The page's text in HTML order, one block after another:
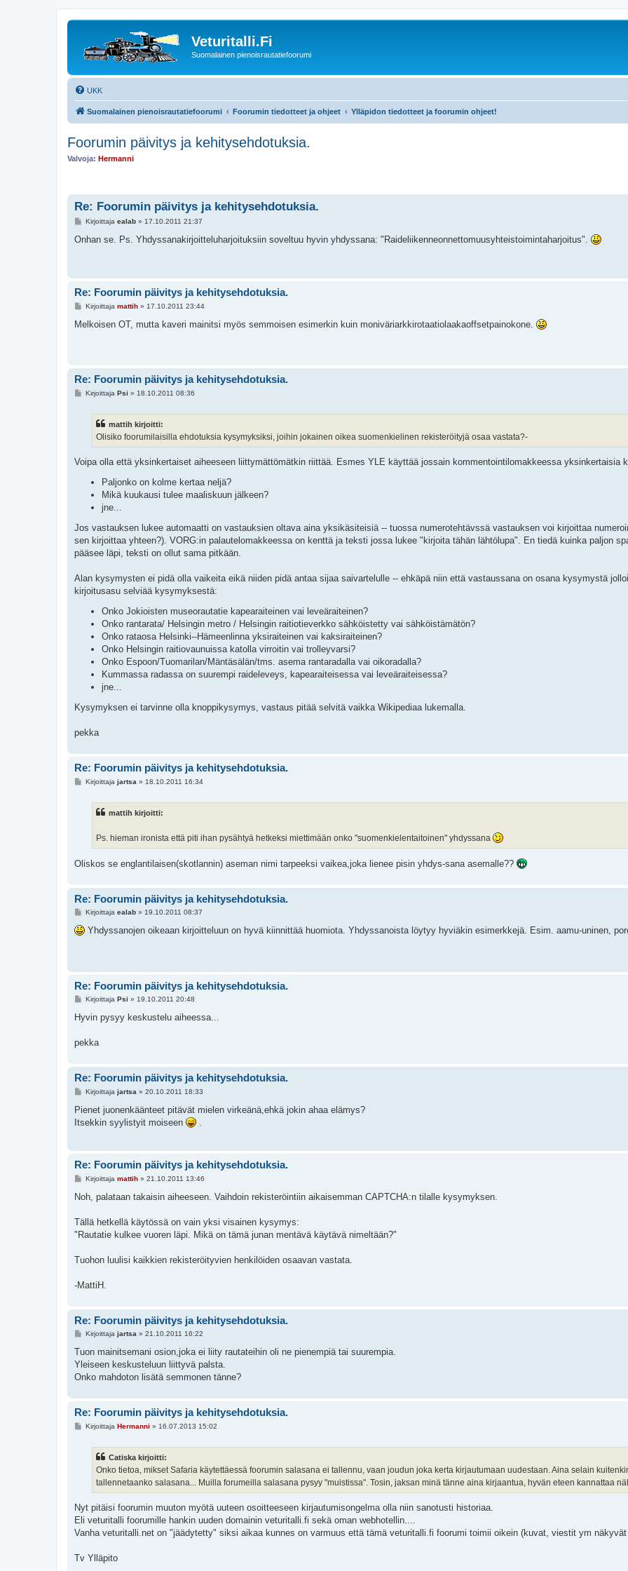
Veturitalli.Fi
Suomalainen pienoisrautatiefoorumi
UKK
Suomalainen pienoisrautatiefoorumi Foorumin tiedotteet ja ohjeet Ylläpidon tiedotteet ja foorumin ohjeet!
Foorumin päivitys ja kehitysehdotuksia.
Valvoja: Hermanni
Re: Foorumin päivitys ja kehitysehdotuksia.
V
e
Kirjoittaja ealab» 17.10.2011 21:37
Onhan se. Ps. Yhdyssanakirjoitteluharjoituksiin soveltuu hyvin yhdyssana: "Raideliikenneonnettomuusyhteistoimintaharjoitus".
Re: Foorumin päivitys ja kehitysehdotuksia.
V
e
Kirjoittaja mattih» 17.10.2011 23:44
Melkoisen OT, mutta kaveri mainitsi myös semmoisen esimerkin kuin moniväriarkkirotaatiolaakaoffsetpainokone.
Re: Foorumin päivitys ja kehitysehdotuksia.
VKirjoittaja Psi » 18.10.2011 08:36
mattih kirjoitti:
Olisiko foorumilaisilla ehdotuksia kysymyksiksi, joihin jokainen oikea suomenkielinen rekisteröityjä osaa vastata?-
Voipa olla että yksinkertaiset aiheeseen liittymättömätkin riittää. Esmes YLE käyttää jossain kommentointilomakkeessa yksinkertaisia
Paljonko on kolme kertaa neljä?
Mikä kuukausi tulee maaliskuun jälkeen?
jne...
Jos vastauksen lukee automaatti on vastauksien oltava aina yksikäsiteisiä -- tuossa numerotehtävssä vastauksen voi kirjoittaa
sen kirjoittaa yhteen?). VORG:in palautelomakkeessa on kenttä ja teksti jossa lukee "kirjoita tähän lähtölupa". En tiedä kuinka paljon
pääsee läpi, teksti on ollut sama pitkään.
Alan kysymysten ei pidä olla vaikeita eikä niiden pidä antaa sijaa saivartelulle -- ehkäpä niin että vastaussana on osana kysymystä
kirjoitusasu selviää kysymyksestä:
Onko Jokioisten museorautatie kapearaiteinen vai leveäraiteinen?
Onko rantarata/ Helsingin metro / Helsingin raitiotieverkko sähköistetty vai sähköistämätön?
Onko rataosa Helsinki--Hämeenlinna yksiraiteinen vai kaksiraiteinen?
Onko Helsingin raitiovaunuissa katolla virroitin vai trolleyvarsi?
Onko Espoon/Tuomarilan/Mäntäsälän/tms. asema rantaradalla vai oikoradalla?
Kummassa radassa on suurempi raideleveys, kapearaiteisessa vai leveäraiteisessa?
jne...
Kysymyksen ei tarvinne olla knoppikysymys, vastaus pitää selvitä vaikka Wikipediaa lukemalla.
pekka
Re: Foorumin päivitys ja kehitysehdotuksia.
VKirjoittaja jartsa » 18.10.2011 16:34
mattih kirjoitti:
Ps. hieman ironista että piti ihan pysähtyä hetkeksi miettimään onko "suomenkielentaitoinen" yhdyssana
Oliskos se englantilaisen(skotlannin) aseman nimi tarpeeksi vaikea,joka lienee pisin yhdys-sana asemalle??
Re: Foorumin päivitys ja kehitysehdotuksia.
V
e
s
Kirjoittaja ealab» 19.10.2011 08:37
Yhdyssanojen oikeaan kirjoitteluun on hyvä kiinnittää huomiota. Yhdyssanoista löytyy hyviäkin esimerkkejä. Esim. aamu-uninen,
Re: Foorumin päivitys ja kehitysehdotuksia.
V
e
s
i
Kirjoittaja Psi » 19.10.2011 20:48
Hyvin pysyy keskustelu aiheessa...
pekka
Re: Foorumin päivitys ja kehitysehdotuksia.
V
e
t
Kirjoittaja jartsa » 20.10.2011 18:33
Pienet juonenkäänteet pitävät mielen virkeänä,ehkä jokin ahaa elämys?
Itsekkin syylistyit moiseen
Re: Foorumin päivitys ja kehitysehdotuksia.
V
e
i
Kirjoittaja mattih» 21.10.2011 13:46
Noh, palataan takaisin aiheeseen. Vaihdoin rekisteröintiin aikaisemman CAPTCHA:n tilalle kysymyksen.
Tällä hetkellä käytössä on vain yksi visainen kysymys:
"Rautatie kulkee vuoren läpi. Mikä on tämä junan mentävä käytävä nimeltään?"
Tuohon luulisi kaikkien rekisteröityvien henkilöiden osaavan vastata.
-MattiH.
Re: Foorumin päivitys ja kehitysehdotuksia.
V
e
t
i
Kirjoittaja jartsa » 21.10.2011 16:22
Tuon mainitsemani osion,joka ei liity rautateihin oli ne pienempiä tai suurempia.
Yleiseen keskusteluun liittyvä palsta.
Onko mahdoton lisätä semmonen tänne?
Re: Foorumin päivitys ja kehitysehdotuksia.
VKirjoittaja Hermanni » 16.07.2013 15:02
Catiska kirjoitti:
Onko tietoa, mikset Safaria käytettäessä foorumin salasana ei tallennu, vaan joudun joka kerta kirjautumaan uudestaan. Aina selain
tallennetaanko salasana... Muilla forumeilla salasana pysyy "muistissa". Tosin, jaksan minä tänne aina kirjaantua, hyvän eteen kannattaa
Nyt pitäisi foorumin muuton myötä uuteen osoitteeseen kirjautumisongelma olla niin sanotusti historiaa.
Eli veturitalli foorumille hankin uuden domainin veturitalli.fi sekä oman webhotellin....
Vanha veturitalli.net on "jäädytetty" siksi aikaa kunnes on varmuus että tämä veturitalli.fi foorumi toimii oikein (kuvat, viestit ym
Tv Ylläpito